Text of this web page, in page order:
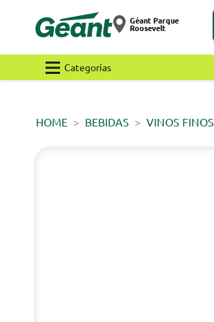
Géant Parque
Roosevelt
Categorías
HOME BEBIDAS VINOS FINOS